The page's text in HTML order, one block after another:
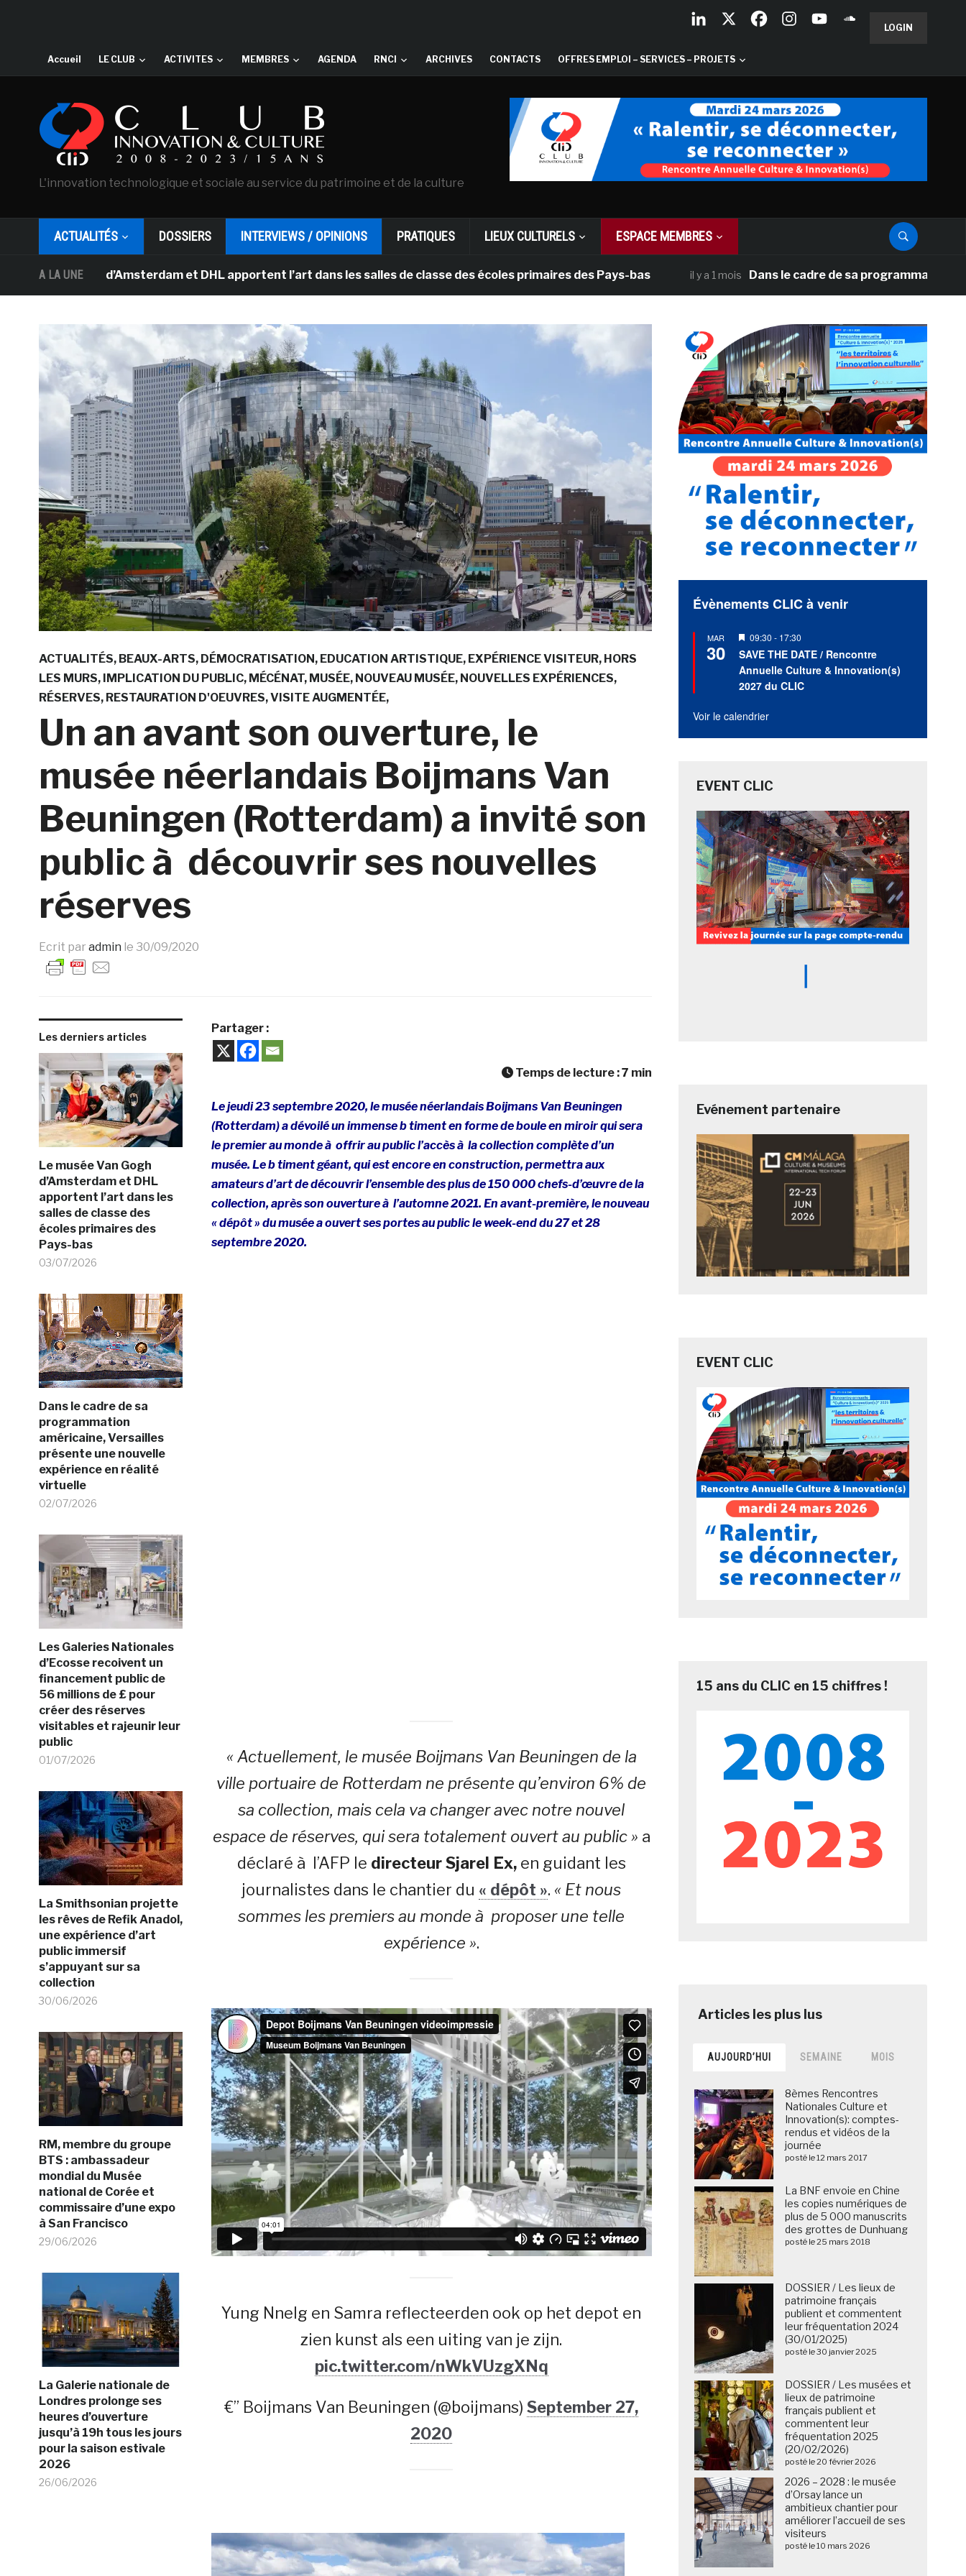
LOGIN
Accueil LE CLUB ACTIVITES MEMBRES AGENDA RNCI ARCHIVES CONTACTS OFFRES EMPLOI – SERVICES – PROJETS
L'innovation technologique et sociale au service du patrimoine et de la culture
ACTUALITÉS DOSSIERS INTERVIEWS / OPINIONS PRATIQUES LIEUX CULTURELS ESPACE MEMBRES
A LA UNE
Gogh d’Amsterdam et DHL apportent l’art dans les salles de classe des écoles primaires des Pays-bas il y a 1 mois Dans le cadre de sa programmation
ACTUALITÉS BEAUX-ARTS DÉMOCRATISATION EDUCATION ARTISTIQUE EXPÉRIENCE VISITEUR HORS
LES MURS IMPLICATION DU PUBLIC MÉCÉNAT MUSÉE NOUVEAU MUSÉE NOUVELLES EXPÉRIENCES
RÉSERVES RESTAURATION D'OEUVRES VISITE AUGMENTÉE
Un an avant son ouverture, le
musée néerlandais Boijmans Van
Beuningen (Rotterdam) a invité son
public à découvrir ses nouvelles
réserves
Ecrit par admin le 30/09/2020
Les derniers articles
Le musée Van Gogh
d’Amsterdam et DHL
apportent l’art dans les
salles de classe des
écoles primaires des
Pays-bas
03/07/2026
Dans le cadre de sa
programmation
américaine, Versailles
présente une nouvelle
expérience en réalité
virtuelle
02/07/2026
Les Galeries Nationales
d’Ecosse recoivent un
financement public de
56 millions de £ pour
créer des réserves
visitables et rajeunir leur
public
01/07/2026
La Smithsonian projette
les rêves de Refik Anadol,
une expérience d’art
public immersif
s’appuyant sur sa
collection
30/06/2026
RM, membre du groupe
BTS : ambassadeur
mondial du Musée
national de Corée et
commissaire d’une expo
à San Francisco
29/06/2026
La Galerie nationale de
Londres prolonge ses
heures d’ouverture
jusqu’à 19h tous les jours
pour la saison estivale
2026
26/06/2026
Partager :
Temps de lecture :7 min
Le jeudi 23 septembre 2020, le musée néerlandais Boijmans Van Beuningen
(Rotterdam) a dévoilé un immense b timent en forme de boule en miroir qui sera
le premier au monde à offrir au public l’accès à la collection complète d’un
musée. Le b timent géant, qui est encore en construction, permettra aux
amateurs d’art de découvrir l’ensemble des plus de 150 000 chefs-d’œuvre de la
collection, après son ouverture à l’automne 2021. En avant-première, le nouveau
« dépôt » du musée a ouvert ses portes au public le week-end du 27 et 28
septembre 2020.
« Actuellement, le musée Boijmans Van Beuningen de la
ville portuaire de Rotterdam ne présente qu’environ 6% de
sa collection, mais cela va changer avec notre nouvel
espace de réserves, qui sera totalement ouvert au public » a
déclaré à l’AFP le directeur Sjarel Ex,en guidant les
journalistes dans le chantier du « dépôt ». « Et nous
sommes les premiers au monde à proposer une telle
expérience ».
Yung Nnelg en Samra reflecteerden ook op het depot en
zien kunst als een uiting van je zijn.
pic.twitter.com/nWkVUzgXNq
€” Boijmans Van Beuningen (@boijmans)September 27,
2020
Évènements CLIC à venir
MAR
30
Mis
en
avant
09:30 - 17:30
SAVE THE DATE / Rencontre
Annuelle Culture & Innovation(s)
2027 du CLIC
Voir le calendrier
EVENT CLIC
Evénement partenaire
EVENT CLIC
15 ans du CLIC en 15 chiffres !
AUJOURD’HUI SEMAINE MOIS
8èmes Rencontres
Nationales Culture et
Innovation(s): comptes-
rendus et vidéos de la
journée
posté le 12 mars 2017
La BNF envoie en Chine
les copies numériques de
plus de 5 000 manuscrits
des grottes de Dunhuang
posté le 25 mars 2018
DOSSIER / Les lieux de
patrimoine français
publient et commentent
leur fréquentation 2024
(30/01/2025)
posté le 30 janvier 2025
DOSSIER / Les musées et
lieux de patrimoine
français publient et
commentent leur
fréquentation 2025
(20/02/2026)
posté le 20 février 2026
2026 – 2028 : le musée
d’Orsay lance un
ambitieux chantier pour
améliorer l’accueil de ses
visiteurs
posté le 10 mars 2026